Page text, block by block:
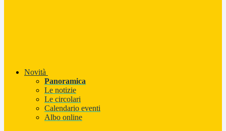
Novità
Panoramica
Le notizie
Le circolari
Calendario eventi
Albo online